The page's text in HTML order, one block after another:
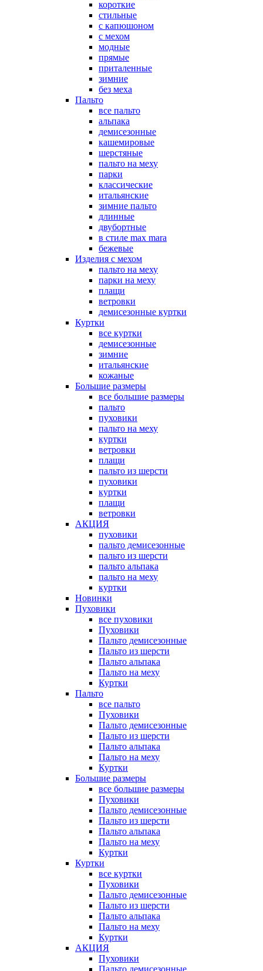
короткие
стильные
с капюшоном
с мехом
модные
прямые
приталенные
зимние
без меха
Пальто
все пальто
альпака
демисезонные
кашемировые
шерстяные
пальто на меху
парки
классические
итальянские
зимние пальто
длинные
двубортные
в стиле max mara
бежевые
Изделия с мехом
пальто на меху
парки на меху
плащи
ветровки
демисезонные куртки
Куртки
все куртки
демисезонные
зимние
итальянские
кожаные
Большие размеры
все большие размеры
пальто
пуховики
пальто на меху
куртки
ветровки
плащи
пальто из шерсти
пуховики
куртки
плащи
ветровки
АКЦИЯ
пуховики
пальто демисезонные
пальто из шерсти
пальто альпака
пальто на меху
куртки
Новинки
Пуховики
все пуховики
Пуховики
Пальто демисезонные
Пальто из шерсти
Пальто альпака
Пальто на меху
Куртки
Пальто
все пальто
Пуховики
Пальто демисезонные
Пальто из шерсти
Пальто альпака
Пальто на меху
Куртки
Большие размеры
все большие размеры
Пуховики
Пальто демисезонные
Пальто из шерсти
Пальто альпака
Пальто на меху
Куртки
Куртки
все куртки
Пуховики
Пальто демисезонные
Пальто из шерсти
Пальто альпака
Пальто на меху
Куртки
АКЦИЯ
Пуховики
Пальто демисезонные